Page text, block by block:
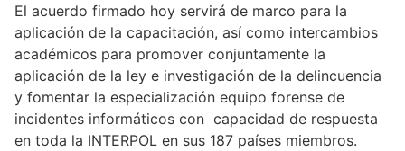
El acuerdo firmado hoy servirá de marco para la
aplicación de la capacitación, así como intercambios
académicos para promover conjuntamente la
aplicación de la ley e investigación de la delincuencia
y fomentar la especialización equipo forense de
incidentes informáticos con capacidad de respuesta
en toda la INTERPOL en sus 187 países miembros.